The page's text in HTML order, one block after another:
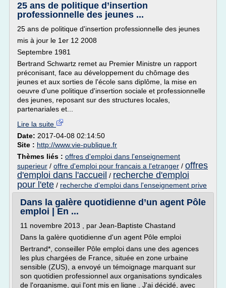
25 ans de politique d’insertion
professionnelle des jeunes ...
25 ans de politique d'insertion professionnelle des jeunes
mis à jour le 1er 12 2008
Septembre 1981
Bertrand Schwartz remet au Premier Ministre un rapport
préconisant, face au développement du chômage des
jeunes et aux sorties de l'école sans diplôme, la mise en
oeuvre d'une politique d'insertion sociale et professionnelle
des jeunes, reposant sur des structures locales,
partenariales et...
Lire la suite
Date: 2017-04-08 02:14:50
Site : http://www.vie-publique.fr
Thèmes liés : offres d'emploi dans l'enseignement
superieur / offre d'emploi pour francais a l'etranger / offres
d'emploi dans l'accueil / recherche d'emploi
pour l'ete / recherche d'emploi dans l'enseignement prive
Dans la galère quotidienne d’un agent Pôle
emploi | En ...
11 novembre 2013 , par Jean-Baptiste Chastand
Dans la galère quotidienne d'un agent Pôle emploi
Bertrand*, conseiller Pôle emploi dans une des agences
les plus chargées de France, située en zone urbaine
sensible (ZUS), a envoyé un témoignage marquant sur
son quotidien professionnel aux organisations syndicales
de l'organisme, qui l'ont mis en ligne . J'ai décidé, avec